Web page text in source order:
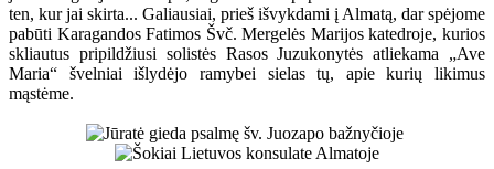
ten, kur jai skirta... Galiausiai, prieš išvykdami į Almatą, dar spėjome
pabūti Karagandos Fatimos Švč. Mergelės Marijos katedroje, kurios
skliautus pripildžiusi solistės Rasos Juzukonytės atliekama „Ave
Maria“ švelniai išlydėjo ramybei sielas tų, apie kurių likimus
mąstėme.